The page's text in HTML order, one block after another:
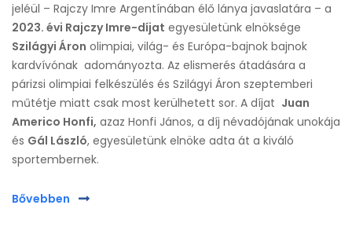
jeléül – Rajczy Imre Argentínában élő lánya javaslatára – a
2023. évi Rajczy Imre-díjat egyesületünk elnöksége
Szilágyi Áron olimpiai, világ- és Európa-bajnok bajnok
kardvívónak adományozta. Az elismerés átadására a
párizsi olimpiai felkészülés és Szilágyi Áron szeptemberi
műtétje miatt csak most kerülhetett sor. A díjat Juan
Americo Honfi, azaz Honfi János, a díj névadójának unokája
és Gál László, egyesületünk elnöke adta át a kiváló
sportembernek.
Bővebben